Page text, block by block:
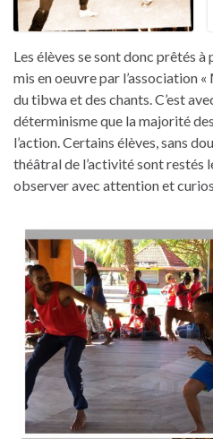
Les élèves se sont donc prêtés
mis en oeuvre par l’association
du tibwa et des chants. C’est
déterminisme que la majorité
l’action. Certains élèves, sans
théâtral de l’activité sont restés
observer avec attention et